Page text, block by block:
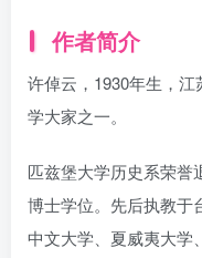
作者简介
许倬云，1930年生，
学大家之一。
匹兹堡大学历史系荣誉
博士学位。先后执教于
中文大学、夏威夷大学